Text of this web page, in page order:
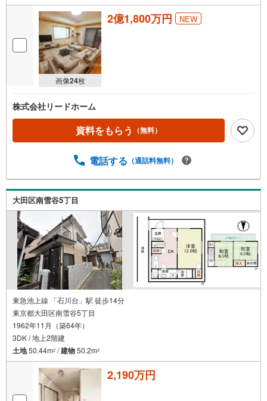
画像24枚
2億1,800万円 NEW
株式会社リードホーム
資料をもらう （無料）
電話する （通話料無料）
大田区南雪谷5丁目
東急池上線 「石川台」駅 徒歩14分
東京都大田区南雪谷5丁目
1962年11月（築64年）
3DK / 地上2階建
土地50.44m2 /建物50.2m2
2,190万円